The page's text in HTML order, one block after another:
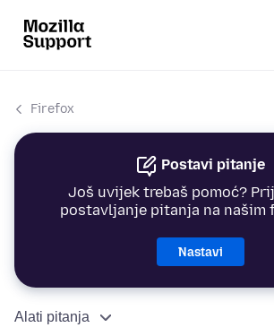
Firefox
Postavi pitanje
Još uvijek trebaš pomoć?
postavljanje pitanja na našim
Nastavi
Alati pitanja